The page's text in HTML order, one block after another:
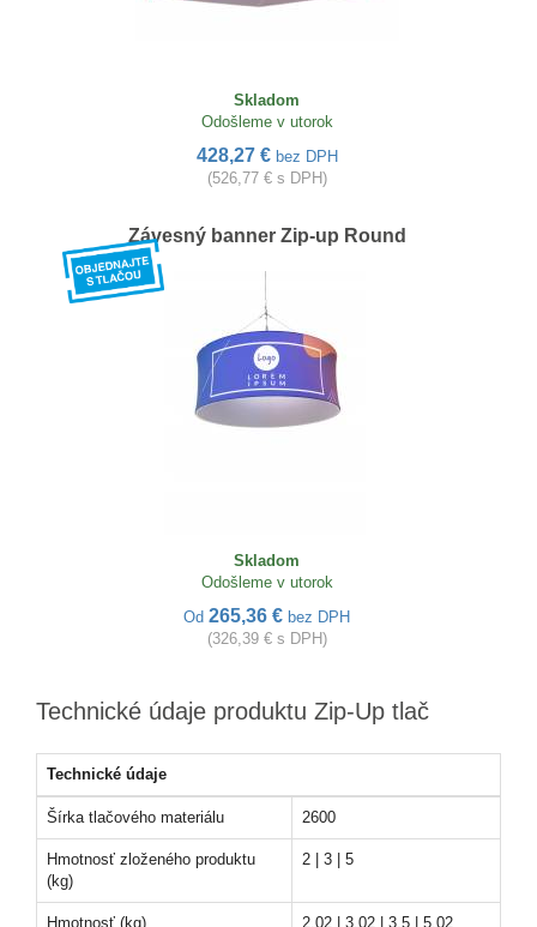
Skladom
Odošleme v utorok
428,27 € bez DPH
(526,77 € s DPH)
Závesný banner Zip-up Round
Skladom
Odošleme v utorok
Od 265,36 € bez DPH
(326,39 € s DPH)
Technické údaje produktu Zip-Up tlač
Technické údaje
Šírka tlačového materiálu 2600
Hmotnosť zloženého produktu
(kg)
2 | 3 | 5
Hmotnosť (kg) 2,02 | 3,02 | 3,5 | 5,02